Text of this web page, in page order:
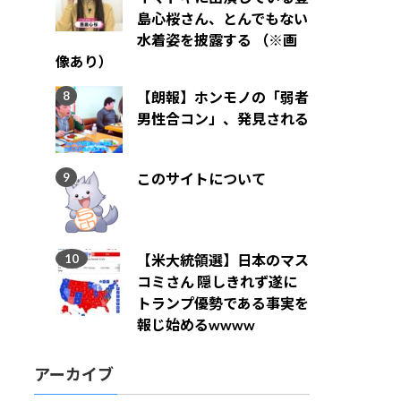
島心桜さん、とんでもない
水着姿を披露する （※画
像あり）
【朗報】ホンモノの「弱者
男性合コン」、発見される
このサイトについて
【米大統領選】日本のマス
コミさん 隠しきれず遂に
トランプ優勢である事実を
報じ始めるwwww
アーカイブ